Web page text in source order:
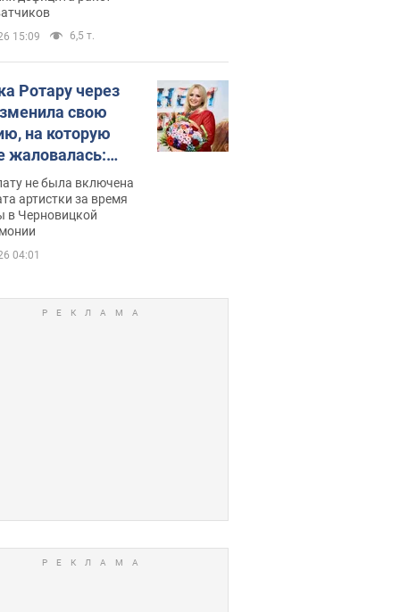
15:09 6,5 т.
Ротару через
свою
на которую
жаловалась:
получала
не была включена
артистки за время
в Черновицкой
04:01